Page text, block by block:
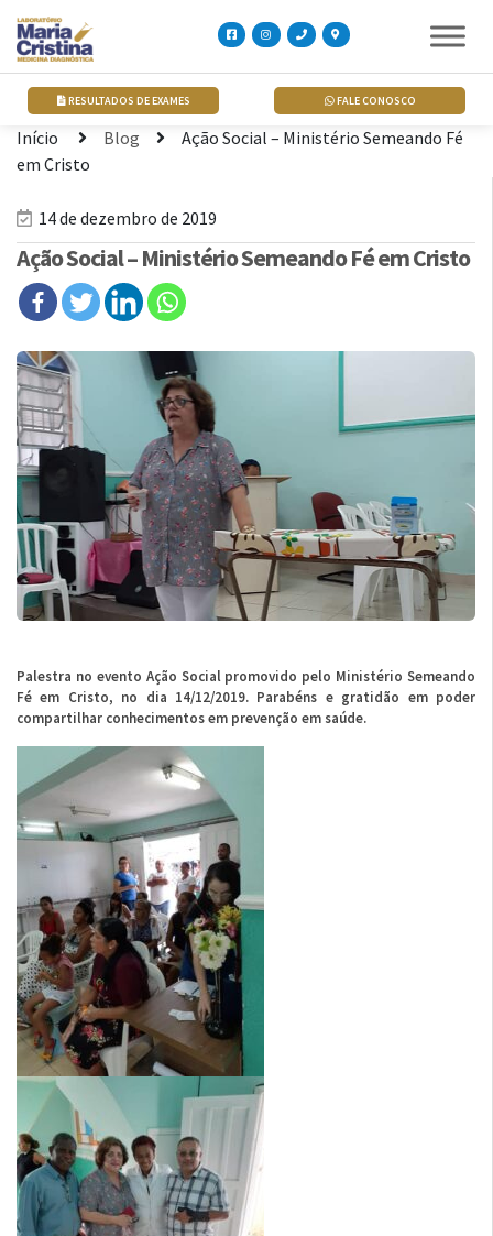
RESULTADOS DE EXAMES FALE CONOSCO
Início Blog
Ação Social – Ministério Semeando Fé
em Cristo
14 de dezembro de 2019
Ação Social – Ministério Semeando Fé em Cristo
Palestra no evento Ação Social promovido pelo Ministério Semeando
Fé em Cristo, no dia 14/12/2019. Parabéns e gratidão em poder
compartilhar conhecimentos em prevenção em saúde.